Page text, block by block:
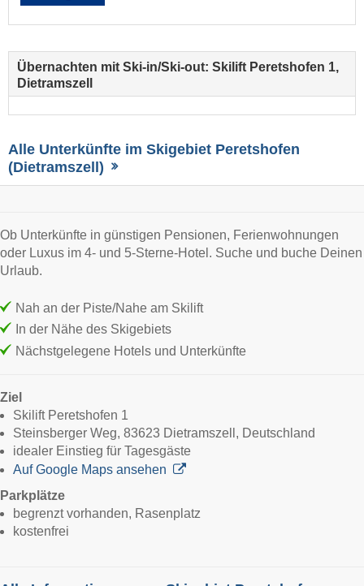
Übernachten mit Ski-in/Ski-out: Skilift Peretshofen 1,
Dietramszell
Alle Unterkünfte im Skigebiet Peretshofen
(Dietramszell)
Ob Unterkünfte in günstigen Pensionen, Ferienwohnungen
oder Luxus im 4- und 5-Sterne-Hotel. Suche und buche Deinen
Urlaub.
Nah an der Piste/Nahe am Skilift
In der Nähe des Skigebiets
Nächstgelegene Hotels und Unterkünfte
Ziel
Skilift Peretshofen 1
Steinsberger Weg, 83623 Dietramszell, Deutschland
idealer Einstieg für Tagesgäste
Auf Google Maps ansehen
Parkplätze
begrenzt vorhanden, Rasenplatz
kostenfrei